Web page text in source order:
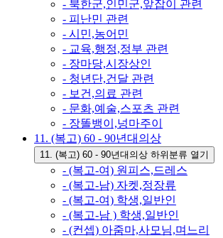
- 북한군,인민군,앞잡이 관련
- 피난민 관련
- 시민,농어민
- 교육,행정,정부 관련
- 장마당,시장상인
- 청년단,건달 관련
- 보건,의료 관련
- 문화,예술,스포츠 관련
- 장똘뱅이,넝마주이
11. (복고) 60 - 90년대의상
11. (복고) 60 - 90년대의상 하위분류 열기
- (복고-여) 원피스,드레스
- (복고-남) 자켓,정장류
- (복고-여) 학생,일반인
- (복고-남 ) 학생,일반인
- (컨셉) 아줌마,사모님,며느리